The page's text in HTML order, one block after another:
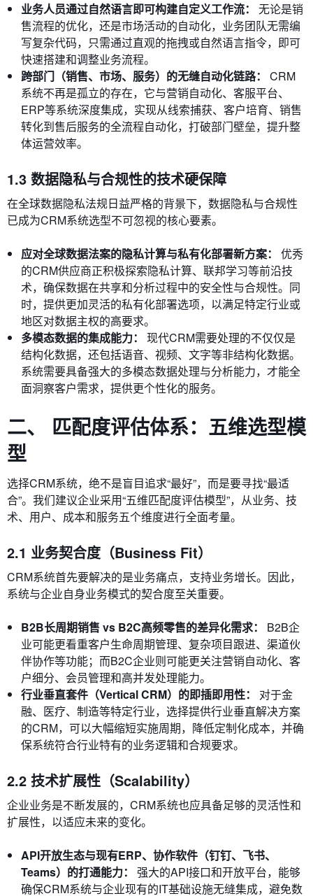
业务人员通过自然语言即可构建自定义工作流：
无论是销
售流程的优化，还是市场活动的自动化，业务团队无需编
写复杂代码，只需通过直观的拖拽或自然语言指令，即可
快速搭建和调整业务流程。
跨部门（销售、市场、服务）的无缝自动化链路：
CRM
系统不再是孤立的存在，它与营销自动化、客服平台、
ERP等系统深度集成，实现从线索捕获、客户培育、销售
转化到售后服务的全流程自动化，打破部门壁垒，提升整
体运营效率。
1.3 数据隐私与合规性的技术硬保障
在全球数据隐私法规日益严格的背景下，数据隐私与合规性
已成为CRM系统选型不可忽视的核心要素。
应对全球数据法案的隐私计算与私有化部署新方案：
优秀
的CRM供应商正积极探索隐私计算、联邦学习等前沿技
术，确保数据在共享和分析过程中的安全性与合规性。同
时，提供更加灵活的私有化部署选项，以满足特定行业或
地区对数据主权的高要求。
多模态数据的集成能力：
现代CRM需要处理的不仅仅是
结构化数据，还包括语音、视频、文字等非结构化数据。
系统需要具备强大的多模态数据处理与分析能力，才能全
面洞察客户需求，提供更个性化的服务。
二、 匹配度评估体系：五维选型模
型
选择CRM系统，绝不是盲目追求“最好”，而是要寻找“最适
合”。我们建议企业采用“五维匹配度评估模型”，从业务、技
术、用户、成本和服务五个维度进行全面考量。
2.1 业务契合度（Business Fit）
CRM系统首先要解决的是业务痛点，支持业务增长。因此，
系统与企业自身业务模式的契合度至关重要。
B2B长周期销售 vs B2C高频零售的差异化需求：
B2B企
业可能更看重客户生命周期管理、复杂项目跟进、渠道伙
伴协作等功能；而B2C企业则可能更关注营销自动化、客
户细分、会员管理和高并发处理能力。
行业垂直套件（Vertical CRM）的即插即用性：
对于金
融、医疗、制造等特定行业，选择提供行业垂直解决方案
的CRM，可以大幅缩短实施周期，降低定制化成本，并确
保系统符合行业特有的业务逻辑和合规要求。
2.2 技术扩展性（Scalability）
企业业务是不断发展的，CRM系统也应具备足够的灵活性和
扩展性，以适应未来的变化。
API开放生态与现有ERP、协作软件（钉钉、飞书、
Teams）的打通能力：
强大的API接口和开放平台，能够
确保CRM系统与企业现有的IT基础设施无缝集成，避免数